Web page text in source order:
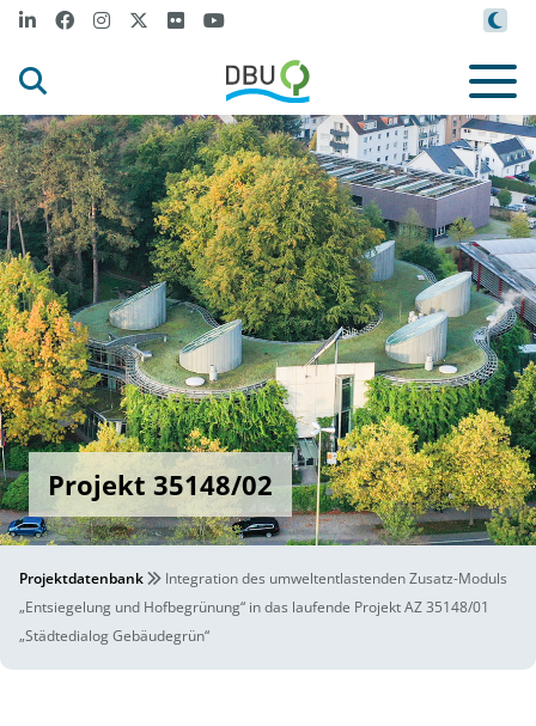
Projekt 35148/02
Projektdatenbank
Integration des umweltentlastenden Zusatz-Moduls
„Entsiegelung und Hofbegrünung“ in das laufende Projekt AZ 35148/01
„Städtedialog Gebäudegrün“